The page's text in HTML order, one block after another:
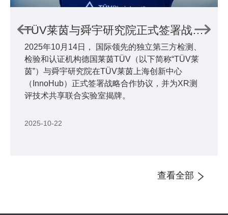
TÜV莱茵与舜宇研究院正式签署战略合作协议并为联合实验室揭牌
2025年10月14日， 国际领先的独立第三方检测、
检验和认证机构德国莱茵TÜV（以下简称“TÜV莱
茵”）与舜宇研究院在TÜV莱茵上海创新中心
（InnoHub）正式签署战略合作协议，并为XR测
评技术共享联合实验室揭牌。
2025-10-22
查看全部